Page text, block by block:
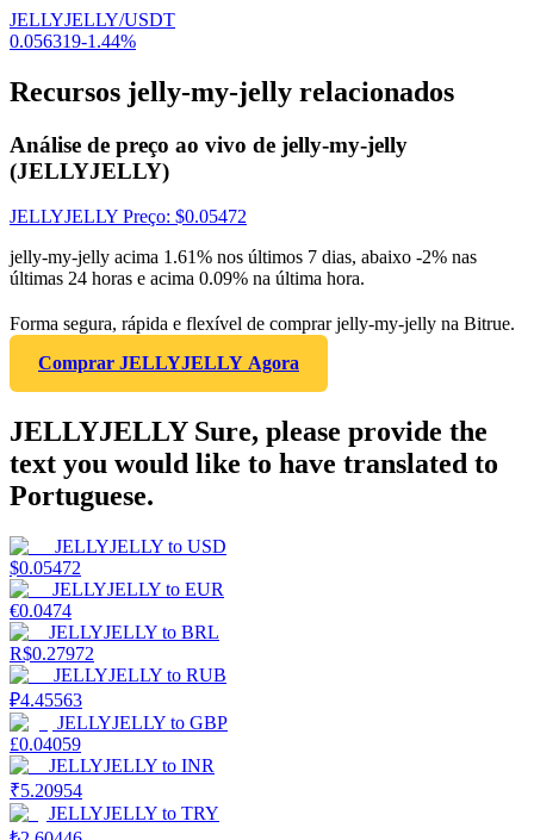
JELLYJELLY/USDT
0.056319-1.44%
Recursos jelly-my-jelly relacionados
Análise de preço ao vivo de jelly-my-jelly
(JELLYJELLY)
JELLYJELLY Preço: $0.05472
jelly-my-jelly acima 1.61% nos últimos 7 dias, abaixo -2% nas
últimas 24 horas e acima 0.09% na última hora.
Forma segura, rápida e flexível de comprar jelly-my-jelly na Bitrue.
Comprar JELLYJELLY Agora
JELLYJELLY Sure, please provide the
text you would like to have translated to
Portuguese.
JELLYJELLY to USD
$0.05472
JELLYJELLY to EUR
€0.0474
JELLYJELLY to BRL
R$0.27972
JELLYJELLY to RUB
₽4.45563
JELLYJELLY to GBP
£0.04059
JELLYJELLY to INR
₹5.20954
JELLYJELLY to TRY